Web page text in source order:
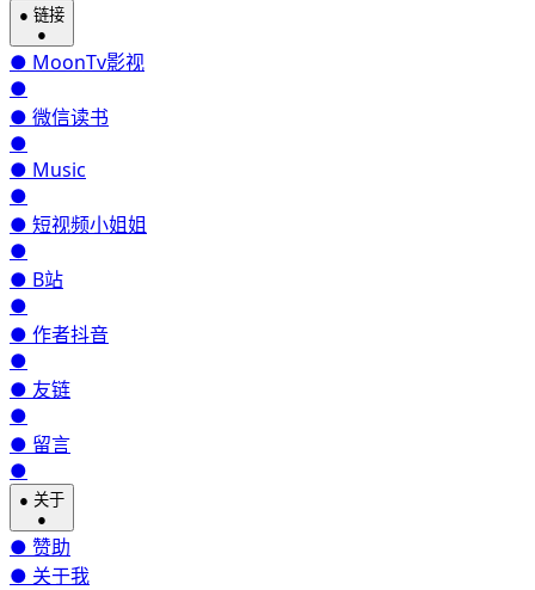
● 链接
●
● MoonTv影视
●
● 微信读书
●
● Music
●
● 短视频小姐姐
●
● B站
●
● 作者抖音
●
● 友链
●
● 留言
●
● 关于
●
● 赞助
● 关于我